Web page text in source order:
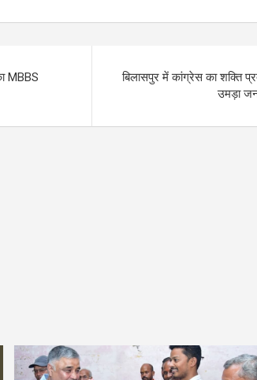
ar
MBBS
बिलासपुर में कांग्रेस का शक्ति
उमड़ा